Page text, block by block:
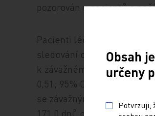
pozorován u pacientů s
Pacienti léčení
sledování o 49 % nižší
k závažnému vzplanutí
0,51; 95% CI 0,35–0,74;
p=
se závažným vzplanutím
171,0 dnů oproti 118,0
Obsah
určeny
Potvrzuji,